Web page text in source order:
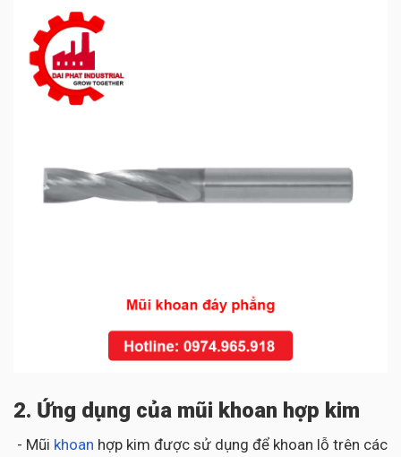
2. Ứng dụng của mũi khoan hợp kim
- Mũi khoan hợp kim được sử dụng để khoan lỗ trên các